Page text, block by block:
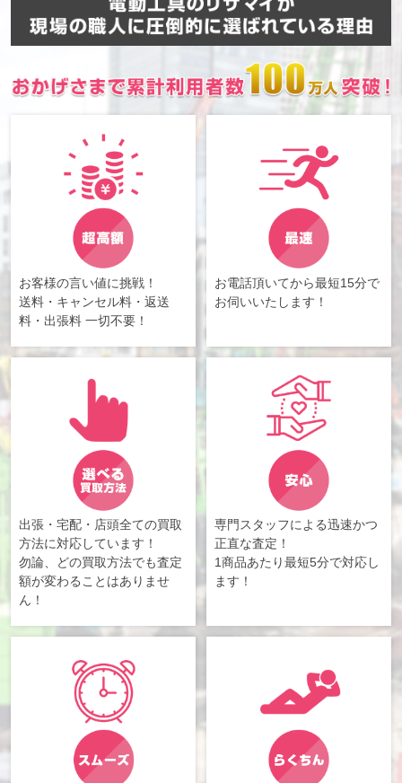
お客様の言い値に挑戦！
送料・キャンセル料・返送
料・出張料 一切不要！
お電話頂いてから最短15分で
お伺いいたします！
出張・宅配・店頭全ての買取
方法に対応しています！
勿論、どの買取方法でも査定
額が変わることはありませ
ん！
専門スタッフによる迅速かつ
正直な査定！
1商品あたり最短5分で対応し
ます！